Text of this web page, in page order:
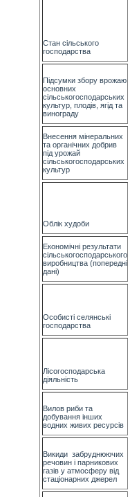
Стан сільського
господарства
Підсумки збору врожаю
основних
сільськогосподарських
культур, плодів, ягід та
винограду
Внесення мінеральних
та органічних добрив
під урожай
сільськогосподарських
культур
Облік худоби
Економічні результати
сільськогосподарського
виробництва (попередні
дані)
Особисті селянські
господарства
Лісогосподарська
діяльність
Вилов риби та
добування інших
водних живих ресурсів
Викиди забруднюючих
речовин і парникових
газів у атмосферу від
стаціонарних джерел